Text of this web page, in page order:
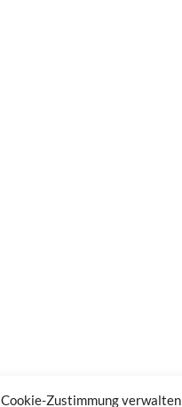
Cookie-Zustimmung verwalten